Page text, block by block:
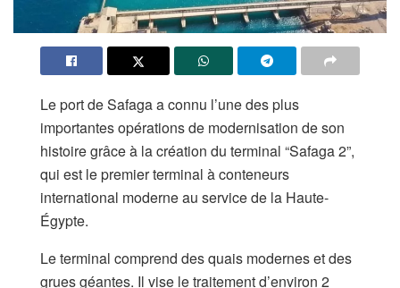
Le port de Safaga a connu l’une des plus
importantes opérations de modernisation de son
histoire grâce à la création du terminal “Safaga 2”,
qui est le premier terminal à conteneurs
international moderne au service de la Haute-
Égypte.
​Le terminal comprend des quais modernes et des
grues géantes. Il vise le traitement d’environ 2